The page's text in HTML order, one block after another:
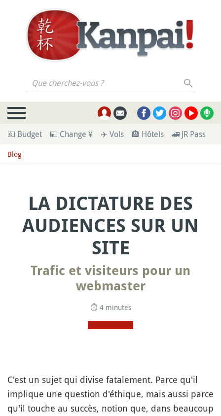
Que cherchez-vous ?
💶 Budget 💴 Change ¥ ✈️ Vols 🏨 Hôtels 🚄 JR Pass
Blog
LA DICTATURE DES
AUDIENCES SUR UN
SITE
Trafic et visiteurs pour un
webmaster
⏱ 4 minutes
C'est un sujet qui divise fatalement. Parce qu'il
implique une question d'éthique, mais aussi parce
qu'il touche au succès, notion que, dans beaucoup